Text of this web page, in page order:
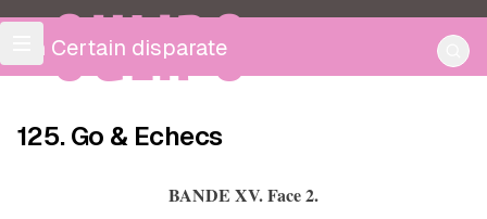
OULIPO
Un Certain disparate
125. Go & Echecs
BANDE XV. Face 2.